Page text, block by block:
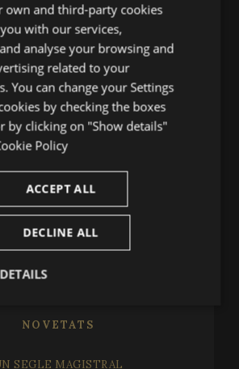
CONTACTA'NS
Festival de Peralada
(+34) 935 038 646
902 374 737
NOVETATS
SEGLE MAGISTRAL
ENGLISH
FRENCH
own and third-party cookies
with our services,
analyse your browsing and
related to your
You can change your Settings
by checking the boxes
by clicking on "Show details"
Policy
ACCEPT ALL
DECLINE ALL